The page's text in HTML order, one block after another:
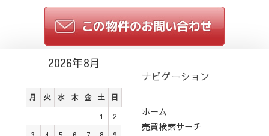
2026年8月
月 火 水 木 金 土 日
1
2
ナビゲーション
ホーム
売買検索サーチ